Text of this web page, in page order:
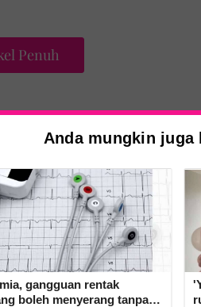
di tangga
Penuh
Anda mungkin juga
gangguan rentak
boleh menyerang tanpa